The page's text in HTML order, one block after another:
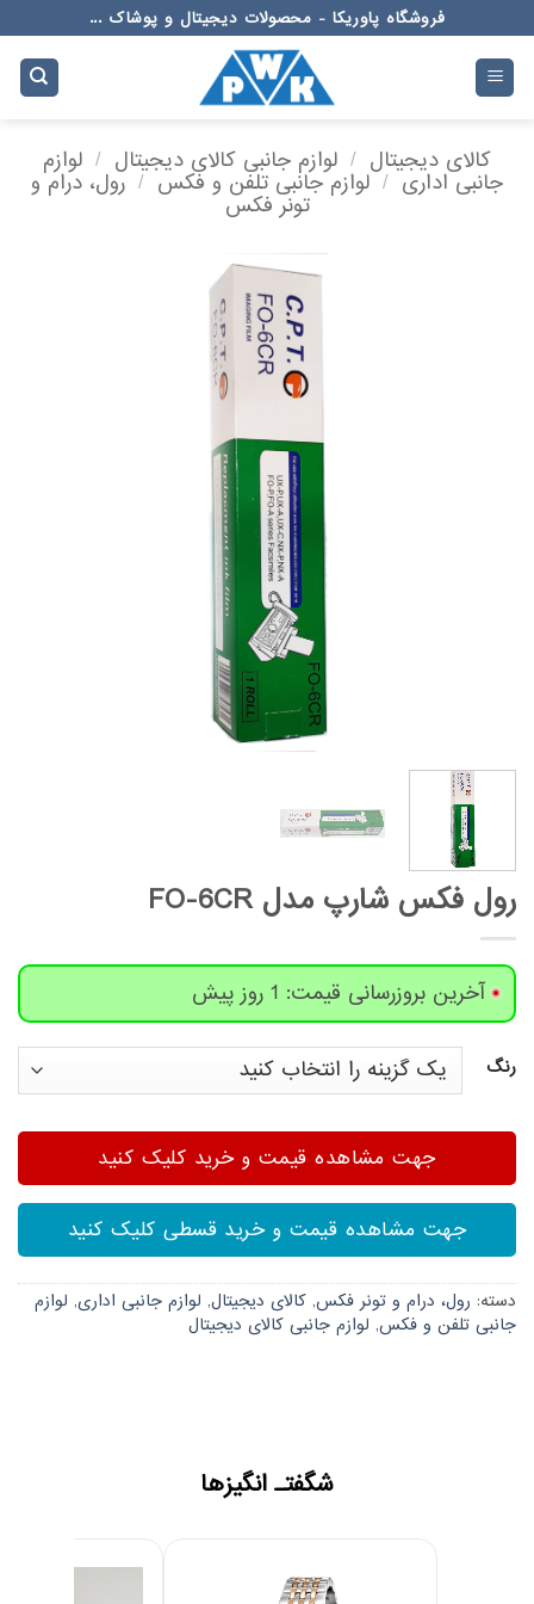
to
content
فروشگاه پاوریکا - محصولات دیجیتال و پوشاک ...
کالای دیجیتال / لوازم جانبی کالای دیجیتال / لوازم
جانبی اداری / لوازم جانبی تلفن و فکس / رول، درام و
تونر فکس
رول فکس شارپ مدل FO-6CR
آخرین بروزرسانی قیمت: 1 روز پیش
رنگ
جهت مشاهده قیمت و خرید کلیک کنید
جهت مشاهده قیمت و خرید قسطی کلیک کنید
دسته: رول، درام و تونر فکس, کالای دیجیتال, لوازم جانبی اداری, لوازم
جانبی تلفن و فکس, لوازم جانبی کالای دیجیتال
شگفتـ انگیزها